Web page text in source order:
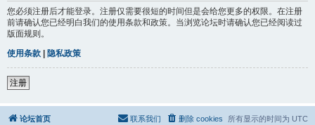
您必须注册后才能登录。注册仅需要很短的时间但是会给您更多的权限。在注册
前请确认您已经明白我们的使用条款和政策。当浏览论坛时请确认您已经阅读过
版面规则。
使用条款 | 隐私政策
注册
论坛首页 所有显示的时间为 UTC
删除 cookies
联系我们